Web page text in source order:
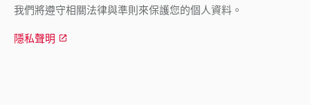
我們將遵守相關法律與準則來保護您的個人資料。
隱私聲明